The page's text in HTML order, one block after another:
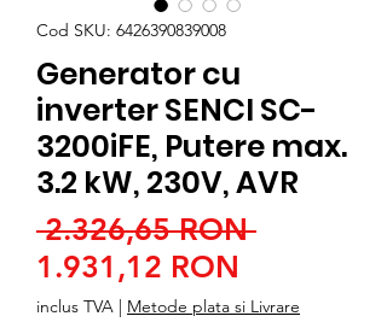
Cod SKU: 6426390839008
Generator cu
inverter SENCI SC-
3200iFE, Putere max.
3.2 kW, 230V, AVR
2.326,65 RON Preț
1.931,12 RON
redus
inclus TVA | Metode plata si Livrare